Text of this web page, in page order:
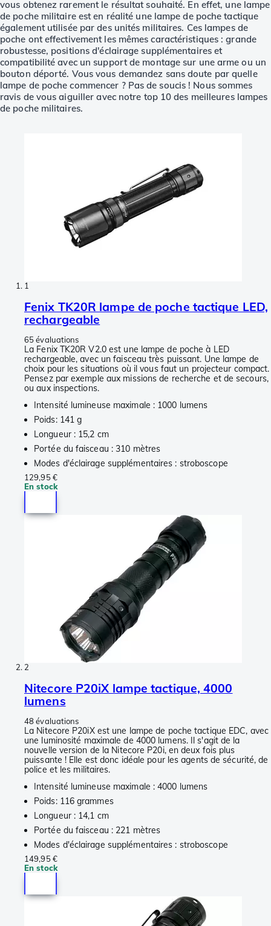
vous obtenez rarement le résultat souhaité. En effet, une lampe
de poche militaire est en réalité une lampe de poche tactique
également utilisée par des unités militaires. Ces lampes de
poche ont effectivement les mêmes caractéristiques : grande
robustesse, positions d'éclairage supplémentaires et
compatibilité avec un support de montage sur une arme ou un
bouton déporté. Vous vous demandez sans doute par quelle
lampe de poche commencer ? Pas de soucis ! Nous sommes
ravis de vous aiguiller avec notre top 10 des meilleures lampes
de poche militaires.
1
Fenix TK20R lampe de poche tactique LED,
rechargeable
65 évaluations
La Fenix TK20R V2.0 est une lampe de poche à LED
rechargeable, avec un faisceau très puissant. Une lampe de
choix pour les situations où il vous faut un projecteur compact.
Pensez par exemple aux missions de recherche et de secours,
ou aux inspections.
Intensité lumineuse maximale : 1000 lumens
Poids: 141 g
Longueur : 15,2 cm
Portée du faisceau : 310 mètres
Modes d'éclairage supplémentaires : stroboscope
129,95 €
En stock
2
Nitecore P20iX lampe tactique, 4000
lumens
48 évaluations
La Nitecore P20iX est une lampe de poche tactique EDC, avec
une luminosité maximale de 4000 lumens. Il s'agit de la
nouvelle version de la Nitecore P20i, en deux fois plus
puissante ! Elle est donc idéale pour les agents de sécurité, de
police et les militaires.
Intensité lumineuse maximale : 4000 lumens
Poids: 116 grammes
Longueur : 14,1 cm
Portée du faisceau : 221 mètres
Modes d'éclairage supplémentaires : stroboscope
149,95 €
En stock